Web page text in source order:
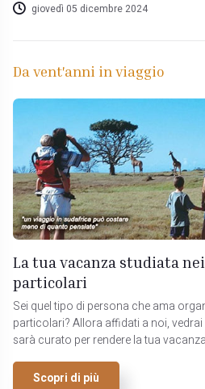
giovedì 05 dicembre 2024
Da vent'anni in viaggio
La tua vacanza studiata
particolari
Sei quel tipo di persona che ama
particolari? Allora affidati a noi,
sarà curato per rendere la tua
Scopri di più